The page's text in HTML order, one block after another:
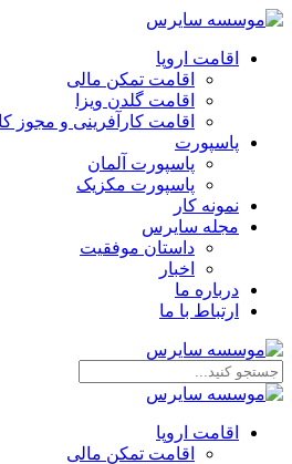
اقامت اروپا
اقامت تمکن مالی
اقامت گلدن ویزا
اقامت کارآفرینی و مجوز
پاسپورت
پاسپورت آلمان
پاسپورت مکزیک
نمونه کار
مجله سایرس
داستان موفقیت
اخبار
درباره ما
ارتباط‌ با‌ ما
اقامت اروپا
اقامت تمکن مالی